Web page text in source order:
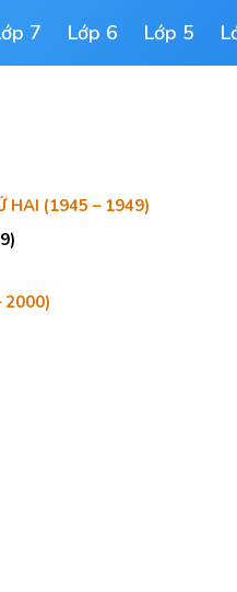
7 Lớp 6 Lớp 5
HAI (1945 – 1949)
2000)